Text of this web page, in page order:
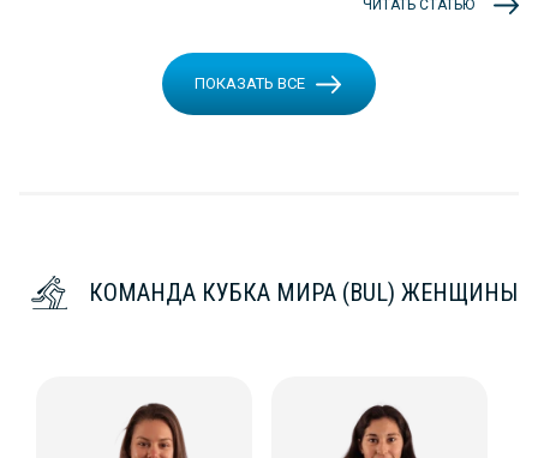
ЧИТАТЬ СТАТЬЮ
ПОКАЗАТЬ ВСЕ
КОМАНДА КУБКА МИРА (BUL) ЖЕНЩИНЫ